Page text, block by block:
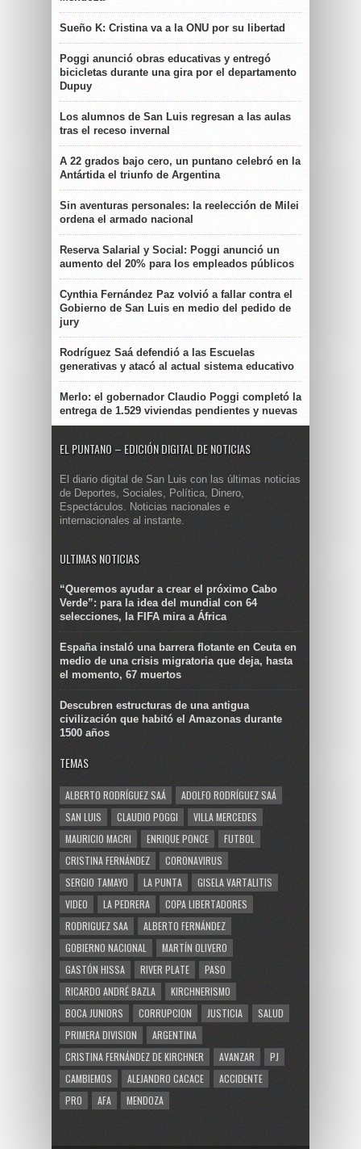
Sueño K: Cristina va a la ONU por su libertad
Poggi anunció obras educativas y entregó
bicicletas durante una gira por el departamento
Dupuy
Los alumnos de San Luis regresan a las aulas
tras el receso invernal
A 22 grados bajo cero, un puntano celebró en la
Antártida el triunfo de Argentina
Sin aventuras personales: la reelección de Milei
ordena el armado nacional
Reserva Salarial y Social: Poggi anunció un
aumento del 20% para los empleados públicos
Cynthia Fernández Paz volvió a fallar contra el
Gobierno de San Luis en medio del pedido de
jury
Rodríguez Saá defendió a las Escuelas
generativas y atacó al actual sistema educativo
Merlo: el gobernador Claudio Poggi completó la
entrega de 1.529 viviendas pendientes y nuevas
EL PUNTANO – EDICIÓN DIGITAL DE NOTICIAS
El diario digital de San Luis con las últimas noticias
de Deportes, Sociales, Política, Dinero,
Espectáculos. Noticias nacionales e
internacionales al instante.
ULTIMAS NOTICIAS
“Queremos ayudar a crear el próximo Cabo
Verde”: para la idea del mundial con 64
selecciones, la FIFA mira a África
España instaló una barrera flotante en Ceuta en
medio de una crisis migratoria que deja, hasta
el momento, 67 muertos
Descubren estructuras de una antigua
civilización que habitó el Amazonas durante
1500 años
TEMAS
ALBERTO RODRÍGUEZ SAÁ
ADOLFO RODRÍGUEZ SAÁ
SAN LUIS
CLAUDIO POGGI
VILLA MERCEDES
MAURICIO MACRI
ENRIQUE PONCE
FUTBOL
CRISTINA FERNÁNDEZ
CORONAVIRUS
SERGIO TAMAYO
LA PUNTA
GISELA VARTALITIS
VIDEO
LA PEDRERA
COPA LIBERTADORES
RODRIGUEZ SAA
ALBERTO FERNÁNDEZ
GOBIERNO NACIONAL
MARTÍN OLIVERO
GASTÓN HISSA
RIVER PLATE
PASO
RICARDO ANDRÉ BAZLA
KIRCHNERISMO
BOCA JUNIORS
CORRUPCION JUSTICIA
SALUD
PRIMERA DIVISION
ARGENTINA
CRISTINA FERNÁNDEZ DE KIRCHNER
AVANZAR
PJ
CAMBIEMOS
ALEJANDRO CACACE
ACCIDENTE
PRO
AFA MENDOZA